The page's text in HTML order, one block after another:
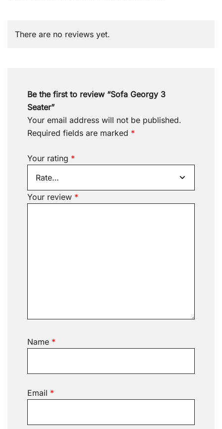
There are no reviews yet.
Be the first to review “Sofa Georgy 3
Seater”
Your email address will not be published.
Required fields are marked *
Your rating *
Your review *
Name *
Email *